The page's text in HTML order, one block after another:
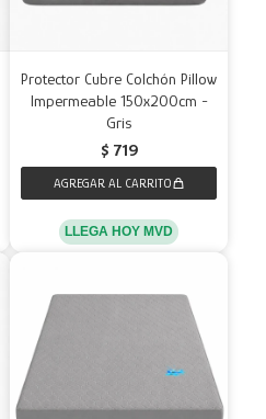
Protector Cubre Colchón Pillow
Impermeable 150x200cm -
Gris
$ 719
LLEGA HOY MVD